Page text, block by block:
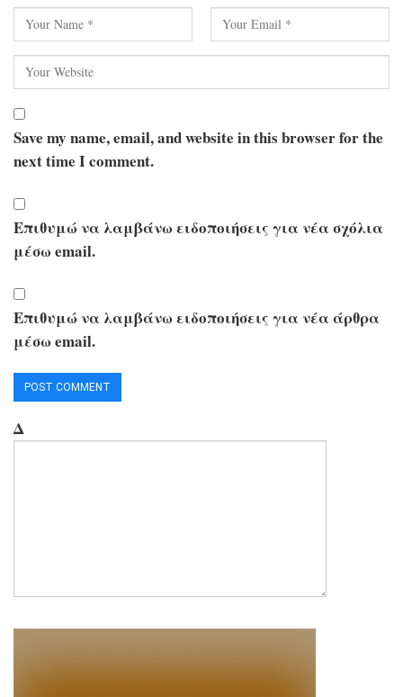
Save my name, email, and website in this browser for the
next time I comment.
Επιθυμώ να λαμβάνω ειδοποιήσεις για νέα σχόλια
μέσω email.
Επιθυμώ να λαμβάνω ειδοποιήσεις για νέα άρθρα
μέσω email.
Δ